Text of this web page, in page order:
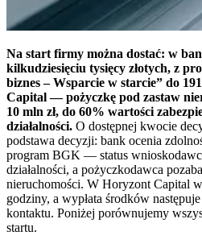
Na start firmy można dostać: w
kilkudziesięciu tysięcy złotych, z
biznes – Wsparcie w starcie” do
Capital — pożyczkę pod zastaw
10 mln zł, do 60% wartości
działalności. O dostępnej kwocie
podstawa decyzji: bank ocenia
program BGK — status
działalności, a pożyczkodawca
nieruchomości. W Horyzont Capital
godziny, a wypłata środków
kontaktu. Poniżej porównujemy
startu.